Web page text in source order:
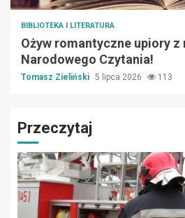
BIBLIOTEKA I LITERATURA
Ożyw romantyczne upiory z
Narodowego Czytania!
Tomasz Zieliński 5 lipca 2026 113
Przeczytaj